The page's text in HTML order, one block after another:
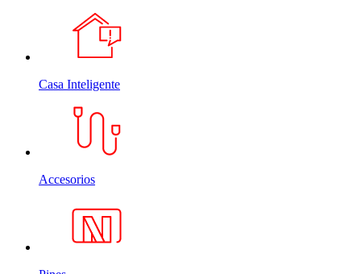
Casa Inteligente
Accesorios